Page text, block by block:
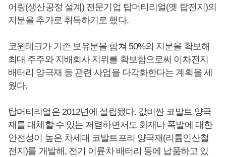
어링(생산공정 설계) 전문기업 탑머티리얼(옛 탑전지)의
지분을 추가로 취득하기로 했다.
코윈테크가 기존 보유분을 합쳐 50%의 지분을 확보해
최대 주주와 지배회사 지위를 확보함으로써 이차전지
배터리 양극재 등 관련 사업을 다각화한다는 계획을 세
웠다.
탑머티리얼은 2012년에 설립됐다. 값비싼 코발트 양극
재를 대체할 수 있는 저렴하면서도 화재나 폭발에 대한
안전성이 높은 차세대 코발트프리 양극재(리튬인산철
전지)를 개발해, 전기 이륜차 배터리 등에 납품하고 있